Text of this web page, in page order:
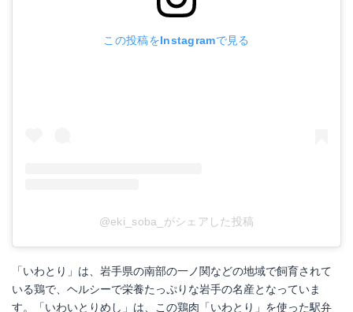
この投稿をInstagramで見る
@eki_soba_がシェアした投稿
「いわとり」は、岩手県の南部の一ノ関などの地域で飼育されて
いる鶏で、ヘルシーで栄養たっぷりな岩手の名産となっていま
す。「いわいとりめし」は、この鶏肉「いわとり」を使った駅弁